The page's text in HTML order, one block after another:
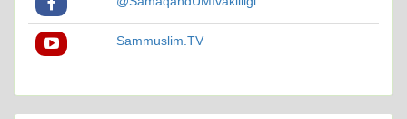
Sammuslim.TV